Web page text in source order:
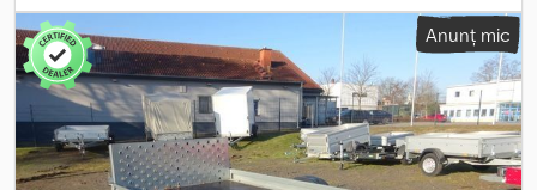
noi, cât și second-hand, vă oferă mărci de top: * Peste 850 de
remorci noi în stoc * Peste 130 de remorci second-hand,
disponibile în permanență * Peste 150 de transportoare de
vehicule – modele populare, cu o gamă largă de accesorii în stoc
Exemplu orientativ, fără obligații: remorcă Pongratz LAT 400,
second-hand: * Platformă de încărcare basculabilă, cu șine
perforate și podea intermediară * Sistem de fixare – troliu cu
Anunț mic